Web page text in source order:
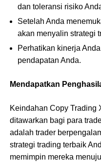
dan toleransi risiko
Setelah Anda
akan menyalin strategi
Perhatikan kinerja
pendapatan Anda.
Mendapatkan
Keindahan Copy Trading
ditawarkan bagi para
adalah trader
strategi trading terbaik
memimpin mereka